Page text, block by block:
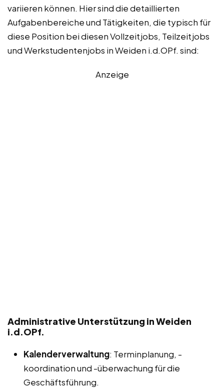
variieren können. Hier sind die detaillierten
Aufgabenbereiche und Tätigkeiten, die typisch für
diese Position bei diesen Vollzeitjobs, Teilzeitjobs
und Werkstudentenjobs in Weiden i.d.OPf. sind:
Anzeige
Administrative Unterstützung in Weiden
i.d.OPf.
Kalenderverwaltung: Terminplanung, -
koordination und -überwachung für die
Geschäftsführung.